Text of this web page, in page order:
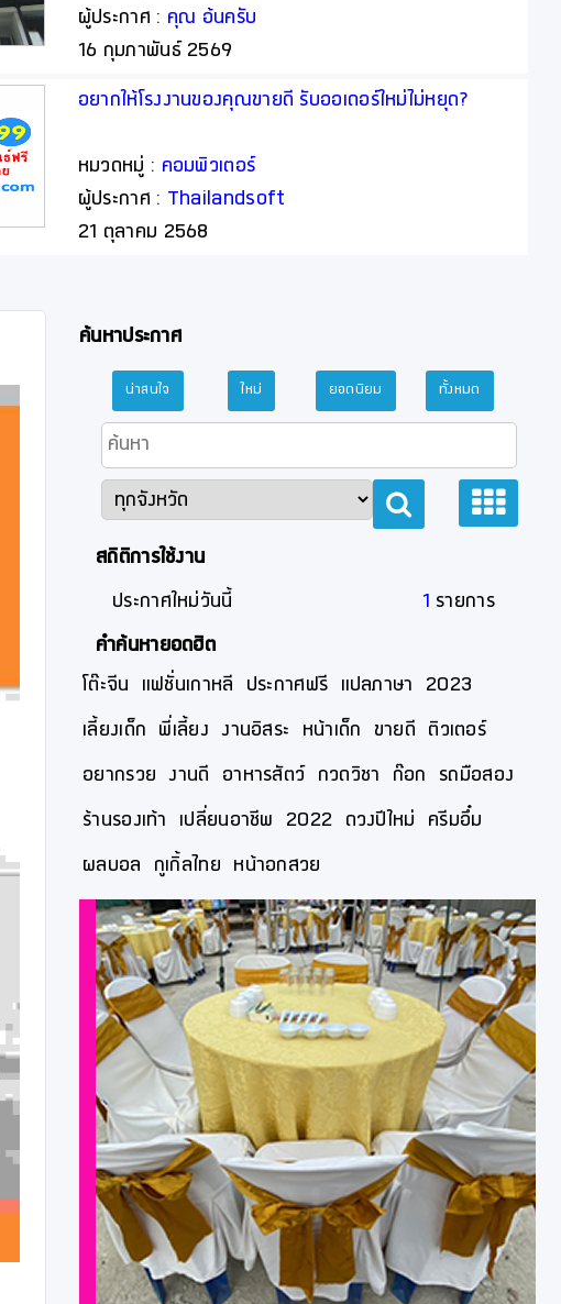
โดยตรงจากท่าน)
ผู้ประกาศ : คุณ อ้นครับ
16 กุมภาพันธ์ 2569
อยากให้โรงงานของคุณขายดี รับออเดอร์ใหม่ไม่หยุด?
หมวดหมู่ : คอมพิวเตอร์
ผู้ประกาศ :
Thailandsoft
21 ตุลาคม 2568
ค้นหาประกาศ
น่าสนใจ ใหม่ ยอดนิยม ทั้งหมด
สถิติการใช้งาน
ประกาศใหม่วันนี้ 1 รายการ
คำค้นหายอดฮิต
โต๊ะจีน
แฟชั่นเกาหลี ประกาศฟรี แปลภาษา 2023
เลี้ยงเด็ก พี่เลี้ยง งานอิสระ หน้าเด็ก ขายดี ติวเตอร์
อยากรวย งานดี อาหารสัตว์ กวดวิชา ก๊อก รถมือสอง
ร้านรองเท้า เปลี่ยนอาชีพ 2022 ดวงปีใหม่ ครีมอึ๋ม
ผลบอล กูเกิ้ลไทย หน้าอกสวย